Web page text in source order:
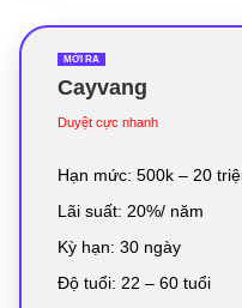
MỚI RA
Cayvang
Duyệt cực nhanh
Hạn mức: 500k – 20
Lãi suất: 20%/ năm
Kỳ hạn: 30 ngày
Độ tuổi: 22 – 60 tuổi